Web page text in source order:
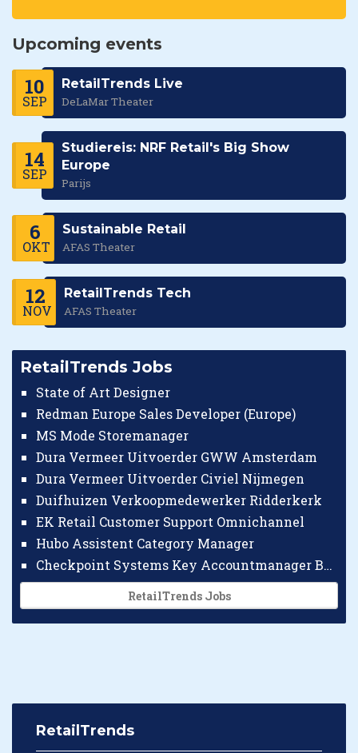
Upcoming events
10
SEP
RetailTrends Live
DeLaMar Theater
14
SEP
Studiereis: NRF Retail's Big Show
Europe
Parijs
6
OKT
Sustainable Retail
AFAS Theater
12
NOV
RetailTrends Tech
AFAS Theater
RetailTrends Jobs
State of Art Designer
Redman Europe Sales Developer (Europe)
MS Mode Storemanager
Dura Vermeer Uitvoerder GWW Amsterdam
Dura Vermeer Uitvoerder Civiel Nijmegen
Duifhuizen Verkoopmedewerker Ridderkerk
EK Retail Customer Support Omnichannel
Hubo Assistent Category Manager
Checkpoint Systems Key Accountmanager Benelux
RetailTrends Jobs
RetailTrends